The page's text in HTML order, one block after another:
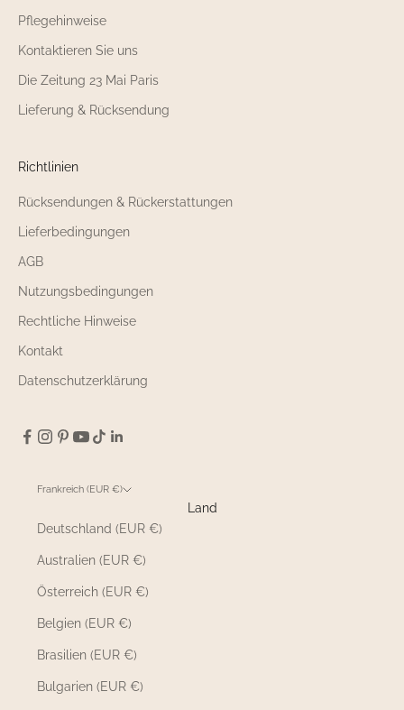
Pflegehinweise
Kontaktieren Sie uns
Die Zeitung 23 Mai Paris
Lieferung & Rücksendung
Richtlinien
Rücksendungen & Rückerstattungen
Lieferbedingungen
AGB
Nutzungsbedingungen
Rechtliche Hinweise
Kontakt
Datenschutzerklärung
Frankreich (EUR €)
Land
Deutschland (EUR €)
Australien (EUR €)
Österreich (EUR €)
Belgien (EUR €)
Brasilien (EUR €)
Bulgarien (EUR €)